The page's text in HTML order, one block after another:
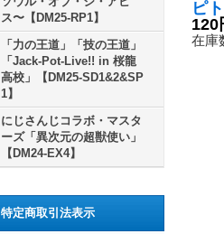
ス〜【DM25-RP1】
「力の王道」「技の王道」
「Jack-Pot-Live!! in 桜龍
高校」【DM25-SD1&2&SP
1】
にじさんじコラボ・マスタ
ーズ「異次元の超獣使い」
【DM24-EX4】
特定商取引法表示
ピ
《
120
在庫